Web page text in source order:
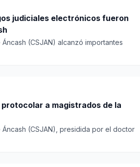
judiciales electrónicos fueron
(CSJAN) alcanzó importantes
a magistrados de la
(CSJAN), presidida por el doctor